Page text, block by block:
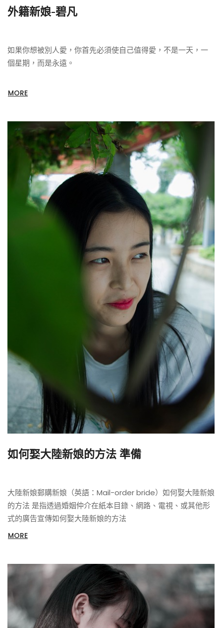
外籍新娘-碧凡
如果你想被別人愛，你首先必須使自己值得愛，不是一天，一
個星期，而是永遠。
MORE
如何娶大陸新娘的方法 準備
大陸新娘郵購新娘（英語：Mail-order bride）如何娶大陸新娘
的方法 是指透過婚姻仲介在紙本目錄、網路、電視、或其他形
式的廣告宣傳如何娶大陸新娘的方法
MORE